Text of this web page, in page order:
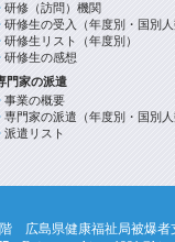
研修（訪問）機関
研修生の受入（年度別・国別
研修生リスト（年度別）
研修生の感想
門家の派遣
事業の概要
専門家の派遣（年度別・国別
派遣リスト
広島県健康福祉局被爆者